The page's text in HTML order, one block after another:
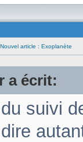
article : Exoplanète
a écrit:
suivi